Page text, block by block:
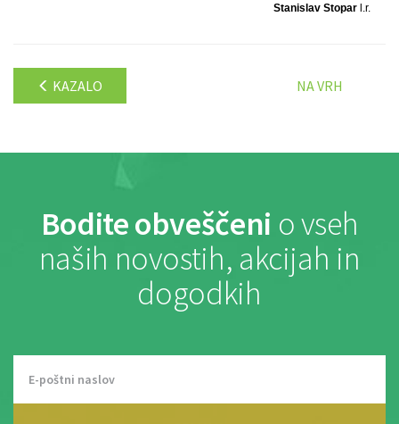
Stanislav Stopar l.r.
KAZALO NA VRH
Bodite obveščeni o vseh
naših novostih, akcijah in
dogodkih